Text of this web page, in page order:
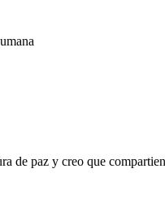
de paz y creo que